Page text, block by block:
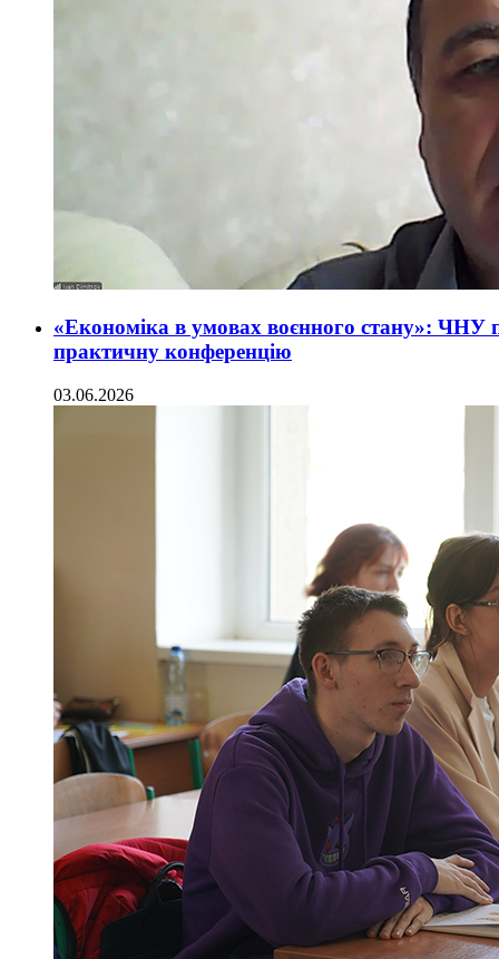
«Економіка в умовах воєнного стану»: ЧНУ
практичну конференцію
03.06.2026